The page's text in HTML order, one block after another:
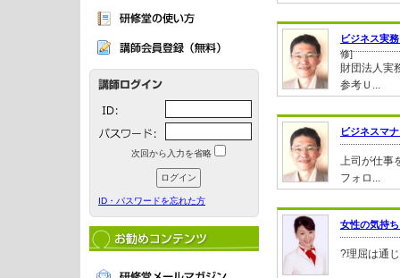
次回から入力を省略
ID・パスワードを忘れた方
ビジネス実
修]
財団法人実
参考Ｕ...
ビジネスマ
上司が仕事
フォロ...
女性の気持
?理屈は通